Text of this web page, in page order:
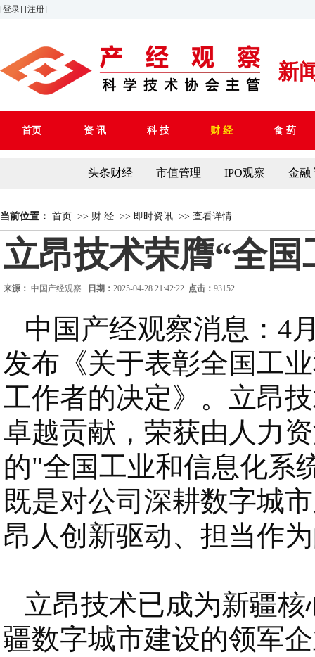
[登录] [注册]
新
首页 资 讯 科 技 财 经 食 药
头条财经 市值管理 IPO观察 金融
当前位置： 首页 >> 财 经 >> 即时资讯 >> 查看详情
立昂技术荣膺“全
来源： 中国产经观察 日期： 2025-04-28 21:42:22 点击： 93152
中国产经观察消息： 4
发布《关于表彰全国工
工作者的决定》。立昂
卓越贡献，荣获由人力
的"全国工业和信息化系
既是对公司深耕数字城
昂人创新驱动、担当作
立昂技术已成为新疆
疆数字城市建设的领军